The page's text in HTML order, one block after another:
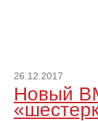
26.12.2017
Новый